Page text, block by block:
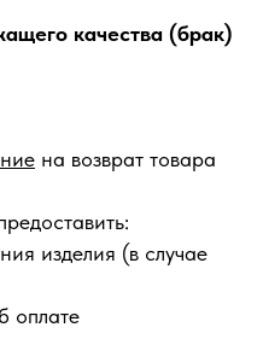
качества (брак)
на возврат товара
изделия (в случае
оплате